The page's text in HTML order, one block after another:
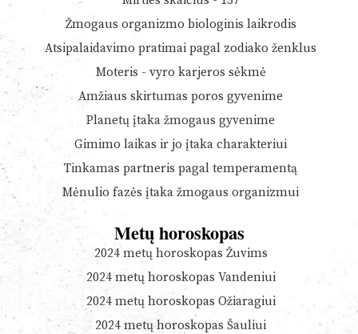
Žmogaus organizmo biologinis laikrodis
Atsipalaidavimo pratimai pagal zodiako ženklus
Moteris - vyro karjeros sėkmė
Amžiaus skirtumas poros gyvenime
Planetų įtaka žmogaus gyvenime
Gimimo laikas ir jo įtaka charakteriui
Tinkamas partneris pagal temperamentą
Mėnulio fazės įtaka žmogaus organizmui
Metų horoskopas
2024 metų horoskopas Žuvims
2024 metų horoskopas Vandeniui
2024 metų horoskopas Ožiaragiui
2024 metų horoskopas Šauliui